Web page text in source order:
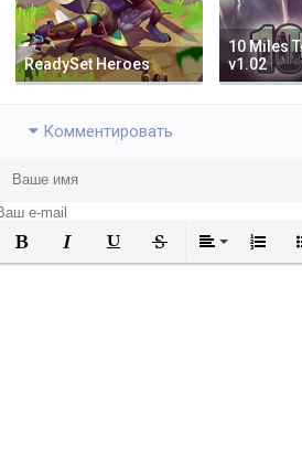
ReadySet Heroes
10 Miles
v1.02
Комментировать
Полужирный
КурсивПодчеркнутый
Зачеркнутый